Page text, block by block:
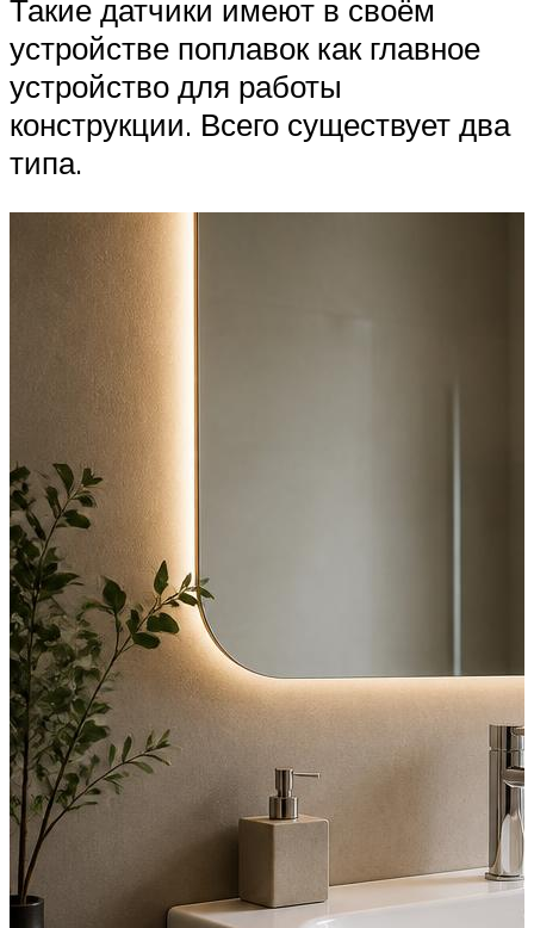
Такие датчики имеют в своём
устройстве поплавок как главное
устройство для работы
конструкции. Всего существует два
типа.